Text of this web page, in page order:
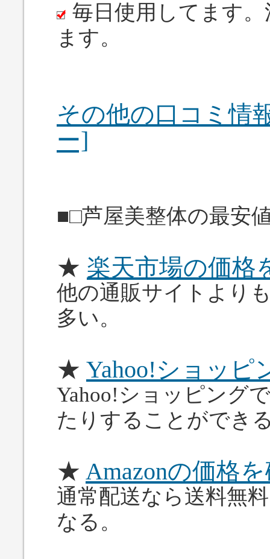
毎日使用してます
ます。
その他の口コミ情
ー]
■□芦屋美整体の最安
★ 楽天市場の価格
他の通販サイトより
多い。
★ Yahoo!ショッピ
Yahoo!ショッピング
たりすることができ
★ Amazonの価格
通常配送なら送料無
なる。